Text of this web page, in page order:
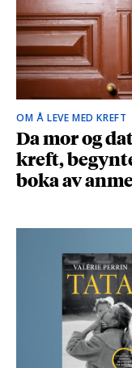
OM Å LEVE MED KREFT
Da mor og
kreft,
boka av